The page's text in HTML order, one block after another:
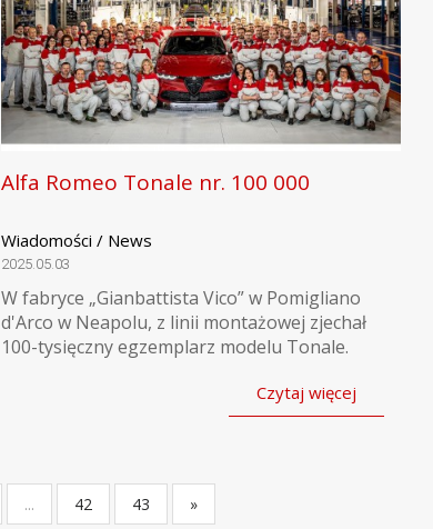
Alfa Romeo Tonale nr. 100 000
Wiadomości / News
2025.05.03
W fabryce „Gianbattista Vico” w Pomigliano
d'Arco w Neapolu, z linii montażowej zjechał
100-tysięczny egzemplarz modelu Tonale.
Czytaj więcej
... 42 43 »